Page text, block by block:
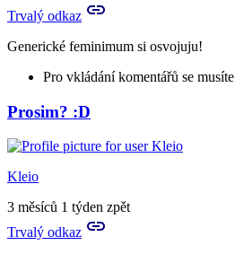
Trvalý odkaz
Generické feminimum si osvojuju!
Pro vkládání komentářů se musíte
In
reply
to
To
bude
generické
…
Prosim? :D
Kleio
3 měsíců 1 týden zpět
Trvalý odkaz